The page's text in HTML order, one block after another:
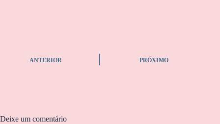
ANTERIOR PRÓXIMO
Deixe um comentário